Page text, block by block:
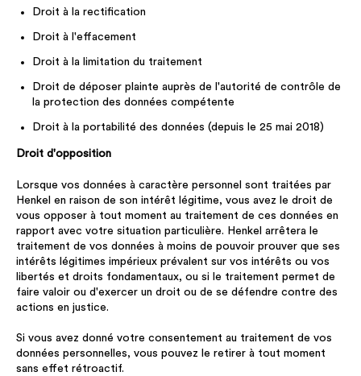
Droit à la rectification
Droit à l'effacement
Droit à la limitation du traitement
Droit de déposer plainte auprès de l'autorité de contrôle de
la protection des données compétente
Droit à la portabilité des données (depuis le 25 mai 2018)
Droit d'opposition
Lorsque vos données à caractère personnel sont traitées par
Henkel en raison de son intérêt légitime, vous avez le droit de
vous opposer à tout moment au traitement de ces données en
rapport avec votre situation particulière. Henkel arrêtera le
traitement de vos données à moins de pouvoir prouver que ses
intérêts légitimes impérieux prévalent sur vos intérêts ou vos
libertés et droits fondamentaux, ou si le traitement permet de
faire valoir ou d'exercer un droit ou de se défendre contre des
actions en justice.
Si vous avez donné votre consentement au traitement de vos
données personnelles, vous pouvez le retirer à tout moment
sans effet rétroactif.